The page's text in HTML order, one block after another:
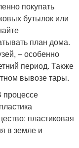
покупать
бутылок или
план дома.
– особенно
период. Также
вывозе тары.
процессе
пластиковая
в земле и